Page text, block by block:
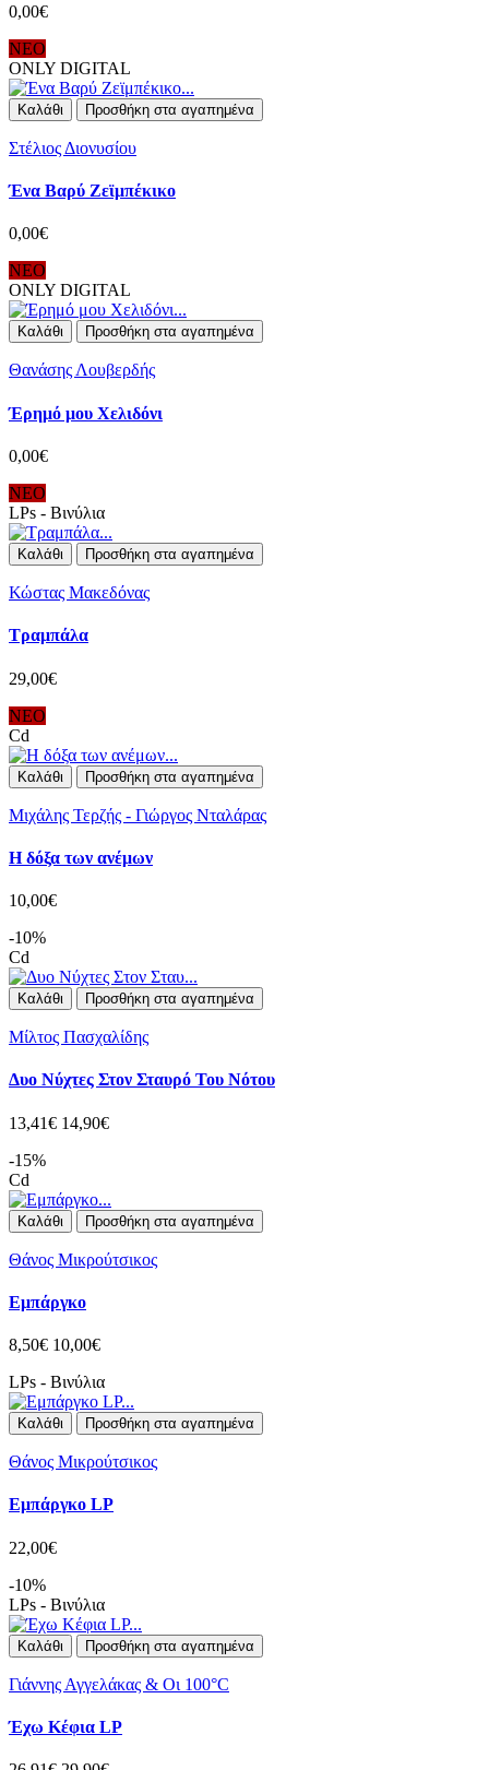
0,00€
ΝΕΟ
ONLY DIGITAL
Καλάθι Προσθήκη στα αγαπημένα
Στέλιος Διονυσίου
Ένα Βαρύ Ζεϊμπέκικο
0,00€
ΝΕΟ
ONLY DIGITAL
Καλάθι Προσθήκη στα αγαπημένα
Θανάσης Λουβερδής
Έρημό μου Χελιδόνι
0,00€
ΝΕΟ
LPs - Βινύλια
Καλάθι Προσθήκη στα αγαπημένα
Κώστας Μακεδόνας
Τραμπάλα
29,00€
ΝΕΟ
Cd
Καλάθι Προσθήκη στα αγαπημένα
Μιχάλης Τερζής - Γιώργος Νταλάρας
Η δόξα των ανέμων
10,00€
-10%
Cd
Καλάθι Προσθήκη στα αγαπημένα
Μίλτος Πασχαλίδης
Δυο Νύχτες Στον Σταυρό Του Νότου
13,41€ 14,90€
-15%
Cd
Καλάθι Προσθήκη στα αγαπημένα
Θάνος Μικρούτσικος
Εμπάργκο
8,50€ 10,00€
LPs - Βινύλια
Καλάθι Προσθήκη στα αγαπημένα
Θάνος Μικρούτσικος
Εμπάργκο LP
22,00€
-10%
LPs - Βινύλια
Καλάθι Προσθήκη στα αγαπημένα
Γιάννης Αγγελάκας & Οι 100°C
Έχω Κέφια LP